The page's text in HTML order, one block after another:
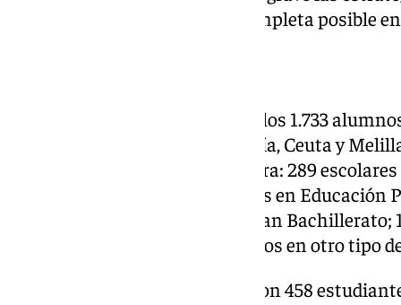
permitan la formación más completa posible
Durante este curso 2024/2025, los 1.733
discapacidad visual de Andalucía, Ceuta y
educativo, de la siguiente manera: 289
Infantil; 312 están escolarizados en Educación
Secundaria Obligatoria; 58 cursan Bachillerato;
Universidad; y 673 están inscritos en otro tipo
Por provincias, Sevilla cuenta con 458